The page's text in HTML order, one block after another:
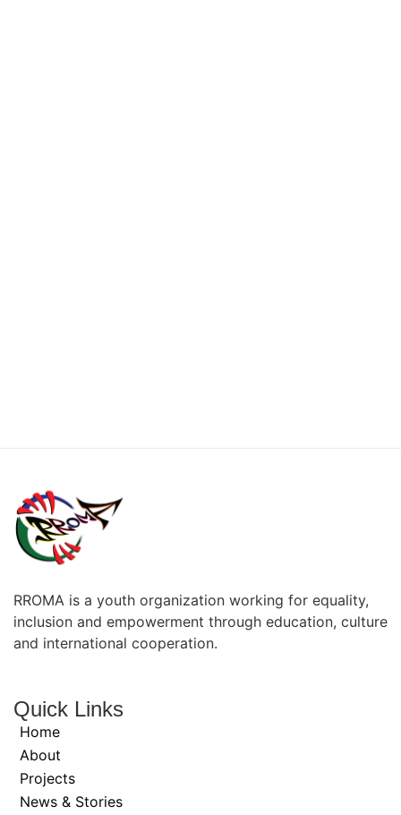
RROMA is a youth organization working for equality,
inclusion and empowerment through education, culture
and international cooperation.
Quick Links
Home
About
Projects
News & Stories